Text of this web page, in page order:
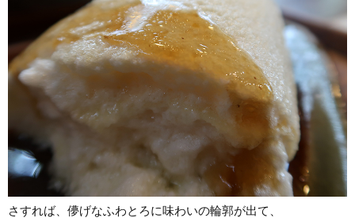
さすれば、儚げなふわとろに味わいの輪郭が出て、